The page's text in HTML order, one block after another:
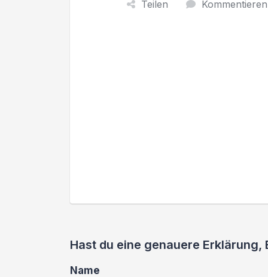
Teilen Kommentieren
Hast du eine genauere
Name